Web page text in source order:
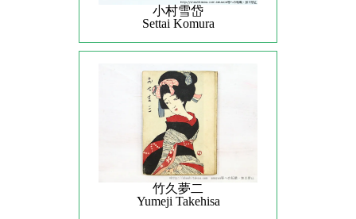
小村雪岱
Settai Komura
竹久夢二
Yumeji Takehisa